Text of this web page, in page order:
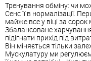
Тренування обміну: чи
Сенс її в нормалізації.
майже все у віці за
Збалансоване
підігнати прихід під
Він міняється тільки
Мускулатуру ми